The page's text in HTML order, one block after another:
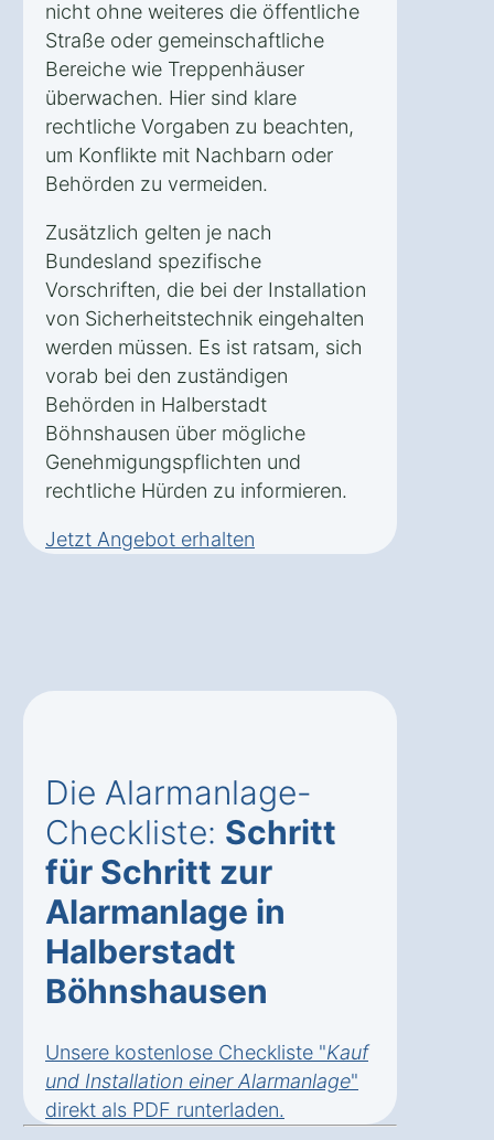
nicht ohne weiteres die öffentliche
Straße oder gemeinschaftliche
Bereiche wie Treppenhäuser
überwachen. Hier sind klare
rechtliche Vorgaben zu beachten,
um Konflikte mit Nachbarn oder
Behörden zu vermeiden.
Zusätzlich gelten je nach
Bundesland spezifische
Vorschriften, die bei der Installation
von Sicherheitstechnik eingehalten
werden müssen. Es ist ratsam, sich
vorab bei den zuständigen
Behörden in Halberstadt
Böhnshausen über mögliche
Genehmigungspflichten und
rechtliche Hürden zu informieren.
Jetzt Angebot erhalten
Die Alarmanlage-
Checkliste: Schritt
für Schritt zur
Alarmanlage in
Halberstadt
Böhnshausen
Unsere kostenlose Checkliste "Kauf
und Installation einer Alarmanlage"
direkt als PDF runterladen.